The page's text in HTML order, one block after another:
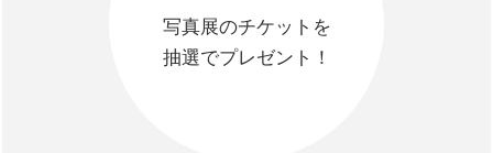
写真展のチケットを
抽選でプレゼント！